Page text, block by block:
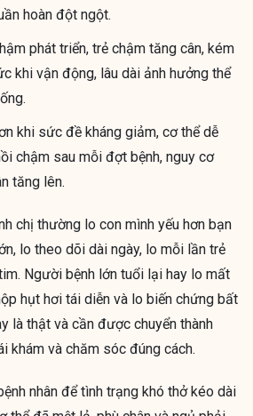
hoàn đột ngột.
phát triển, trẻ chậm tăng cân, kém
khi vận động, lâu dài ảnh hưởng thể
khi sức đề kháng giảm, cơ thể dễ
chậm sau mỗi đợt bệnh, nguy cơ
tăng lên.
chị thường lo con mình yếu hơn bạn
lo theo dõi dài ngày, lo mỗi lần trẻ
Người bệnh lớn tuổi lại hay lo mất
hụt hơi tái diễn và lo biến chứng bất
là thật và cần được chuyển thành
khám và chăm sóc đúng cách.
nhân để tình trạng khó thở kéo dài